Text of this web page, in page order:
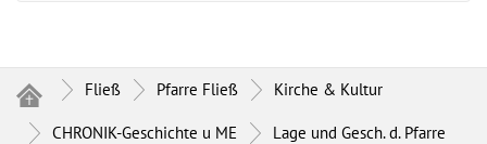
Fließ Pfarre Fließ Kirche & Kultur
CHRONIK-Geschichte u ME Lage und Gesch. d. Pfarre